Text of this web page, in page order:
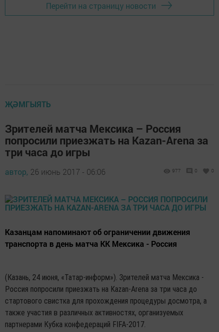
Перейти на страницу новости
ҖӘМГЫЯТЬ
Зрителей матча Мексика – Россия
попросили приезжать на Kazan-Arena за
три часа до игры
автор, 26 июнь 2017 - 06:06 977 0 0
Казанцам напоминают об ограничении движения
транспорта в день матча КК Мексика - Россия
(Казань, 24 июня, «Татар-информ»). Зрителей матча Мексика -
Россия попросили приезжать на Kazan-Arena за три часа до
стартового свистка для прохождения процедуры досмотра, а
также участия в различных активностях, организуемых
партнерами Кубка конфедераций FIFA-2017.